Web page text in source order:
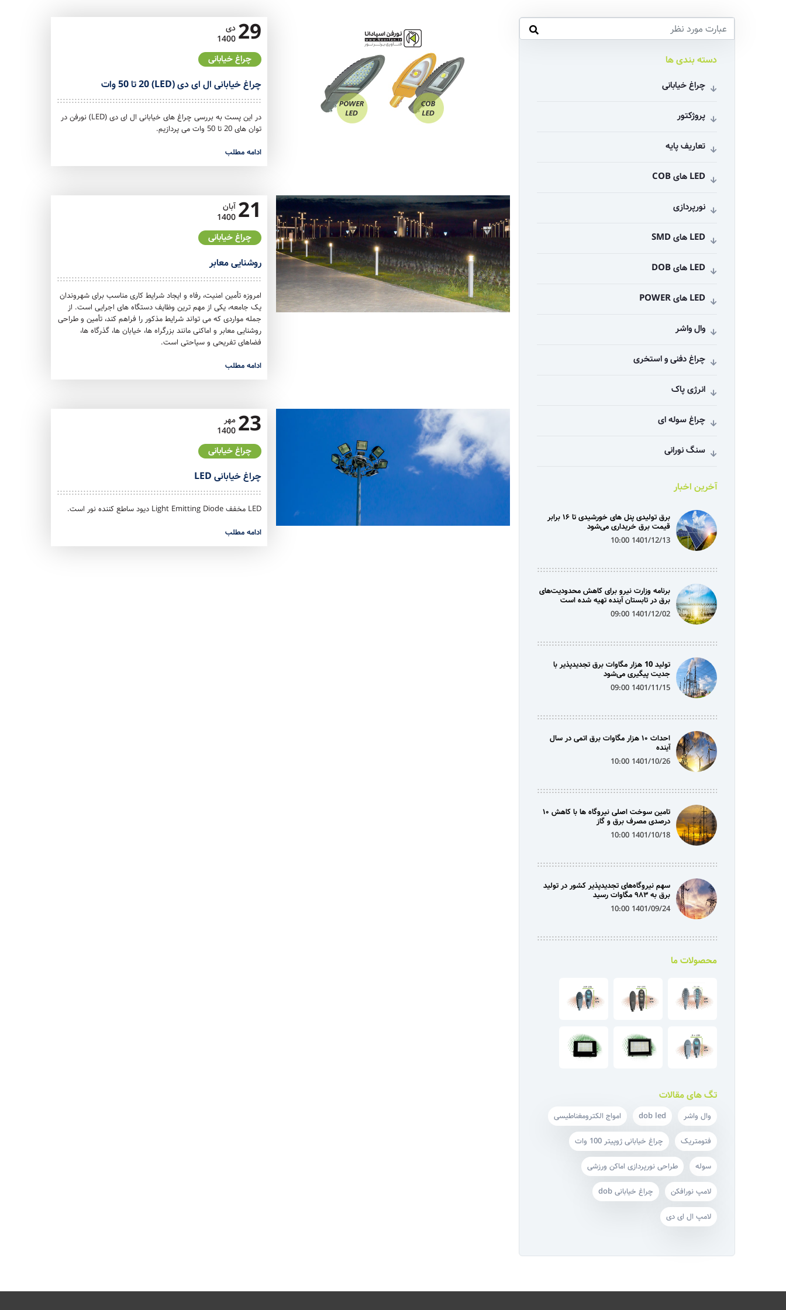
29 دی
1400
چراغ خیابانی
چراغ خیابانی ال ای دی (LED) 20 تا 50 وات
در این پست به بررسی چراغ های خیابانی ال ای دی (LED) نورفن در
توان های 20 تا 50 وات می پردازیم.
ادامه مطلب
21 آبان
1400
چراغ خیابانی
روشنایی معابر
امروزه تأمین امنیت، رفاه و ایجاد شرایط کاری مناسب برای شهروندان
یک جامعه، یکی از مهم ترین وظایف دستگاه های اجرایی است. از
جمله مواردی که می تواند شرایط مذکور را فراهم کند، تأمین و طراحی
روشنایی معابر و اماکنی مانند بزرگراه ها، خیابان ها، گذرگاه ها،
فضاهای تفریحی و سیاحتی است.
ادامه مطلب
23 مهر
1400
چراغ خیابانی
چراغ خیابانی LED
LED مخفف Light Emitting Diode دیود ساطع کننده نور است.
ادامه مطلب
دسته بندی ها
چراغ خیابانی
پروژکتور
تعاریف پایه
LED های COB
نورپردازی
LED های SMD
LED های DOB
LED های POWER
وال واشر
چراغ دفنی و استخری
انرژی پاک
چراغ سوله ای
سنگ نورانی
آخرین اخبار
برق تولیدی پنل‌ های خورشیدی تا ۱۶ برابر
قیمت برق خریداری می‌شود
1401/12/13 10:00
برنامه وزارت نیرو برای کاهش محدودیت‌های
برق در تابستان آینده تهیه شده است
1401/12/02 09:00
تولید 10 هزار مگاوات برق تجدیدپذیر با
جدیت پیگیری می‌شود
1401/11/15 09:00
احداث ۱۰ هزار مگاوات برق اتمی در سال
آینده
1401/10/26 10:00
تامین سوخت اصلی نیروگاه ها با کاهش ۱۰
درصدی مصرف برق و گاز
1401/10/18 10:00
سهم نیروگاه‌های تجدیدپذیر کشور در تولید
برق به ۹۸۳ مگاوات رسید
1401/09/24 10:00
محصولات ما
تگ های مقالات
وال واشر dob led امواج الکترومغناطیسی
فتومتریک چراغ خیابانی ژوپیتر 100 وات
سوله طراحی نورپردازی اماکن ورزشی
لامپ نورافکن چراغ خیابانی dob
لامپ ال ای دی